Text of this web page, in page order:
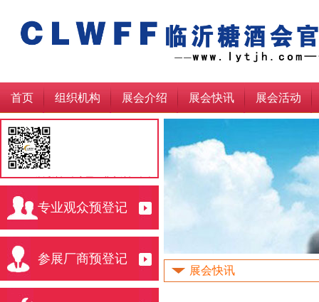
首页 组织机构 展会介绍 展会快讯 展会活动
临沂糖酒会官网，北方糖酒会会
请展商观众点此收藏
专业观众预登记
参展厂商预登记
展会快讯